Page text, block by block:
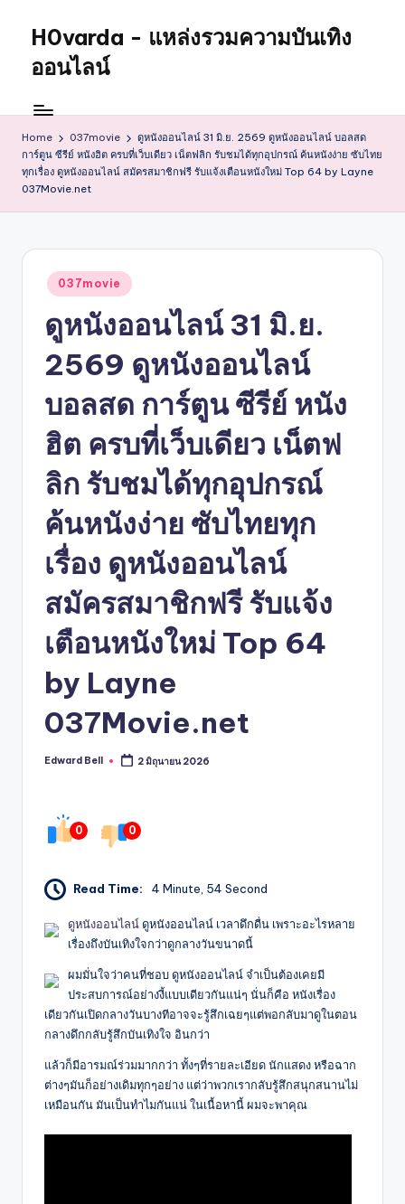
content
H0varda - แหล่งรวมความบันเทิง
ออนไลน์
Home 037movie
ดูหนังออนไลน์ 31 มิ.ย. 2569 ดูหนังออนไลน์ บอลสด
การ์ตูน ซีรีย์ หนังฮิต ครบที่เว็บเดียว เน็ตฟลิก รับชมได้ทุกอุปกรณ์ ค้นหนังง่าย ซับไทย
ทุกเรื่อง ดูหนังออนไลน์ สมัครสมาชิกฟรี รับแจ้งเตือนหนังใหม่ Top 64 by Layne
037Movie.net
Posted
in
037movie
ดูหนังออนไลน์ 31 มิ.ย.
2569 ดูหนังออนไลน์
บอลสด การ์ตูน ซีรีย์ หนัง
ฮิต ครบที่เว็บเดียว เน็ตฟ
ลิก รับชมได้ทุกอุปกรณ์
ค้นหนังง่าย ซับไทยทุก
เรื่อง ดูหนังออนไลน์
สมัครสมาชิกฟรี รับแจ้ง
เตือนหนังใหม่ Top 64
by Layne
037Movie.net
Posted
Edward Bell 2 มิถุนายน 2026
0 0
Read Time: 4 Minute, 54 Second
ดูหนังออนไลน์ดูหนังออนไลน์ เวลาดึกดื่น เพราะอะไรหลาย
เรื่องถึงบันเทิงใจกว่าดูกลางวันขนาดนี้
ผมมั่นใจว่าคนที่ชอบ ดูหนังออนไลน์ จำเป็นต้องเคยมี
ประสบการณ์อย่างงี้แบบเดียวกันแน่ๆ นั่นก็คือ หนังเรื่อง
เดียวกันเปิดกลางวันบางทีอาจจะรู้สึกเฉยๆแต่พอกลับมาดูในตอน
กลางดึกกลับรู้สึกบันเทิงใจ อินกว่า
แล้วก็มีอารมณ์ร่วมมากกว่า ทั้งๆที่รายละเอียด นักแสดง หรือฉาก
ต่างๆมันก็อย่างเดิมทุกๆอย่าง แต่ว่าพวกเรากลับรู้สึกสนุกสนานไม่
เหมือนกัน มันเป็นทำไมกันแน่ ในเนื้อหานี้ ผมจะพาคุณ